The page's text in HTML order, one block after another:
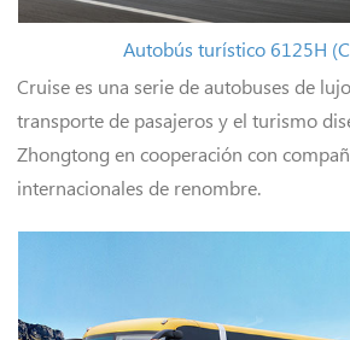
Autobús turístico 6125H
Cruise es una serie de autobuses de
transporte de pasajeros y el turismo
Zhongtong en cooperación con
internacionales de renombre.